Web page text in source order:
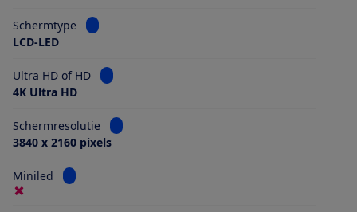
Schermtype
Bekijk informatie voor Schermtype
LCD-LED
Ultra HD of HD
Bekijk informatie voor Ultra HD of HD
4K Ultra HD
Schermresolutie
Bekijk informatie voor Schermresolutie
3840 x 2160 pixels
Miniled Bekijk informatie voor Miniled